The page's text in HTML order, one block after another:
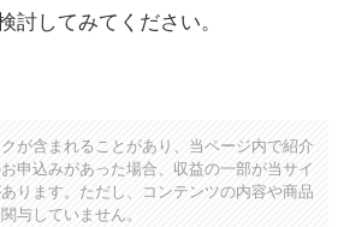
討してみてください。
が含まれることがあり、当ページ内で紹介
申込みがあった場合、収益の一部が当サイ
ります。ただし、コンテンツの内容や商品
与していません。